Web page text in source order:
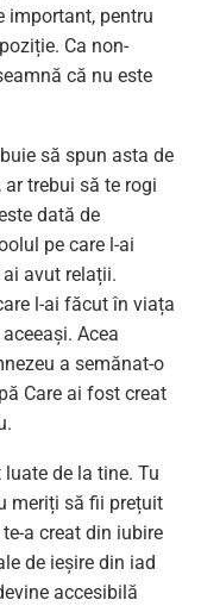
important, pentru
Ca non-
că nu este
să spun asta de
ar trebui să te rogi
dată de
pe care l-ai
avut relații.
l-ai făcut în viața
Acea
a semănat-o
Care ai fost creat
de la tine. Tu
meriți să fii prețuit
a creat din iubire
de ieșire din iad
accesibilă